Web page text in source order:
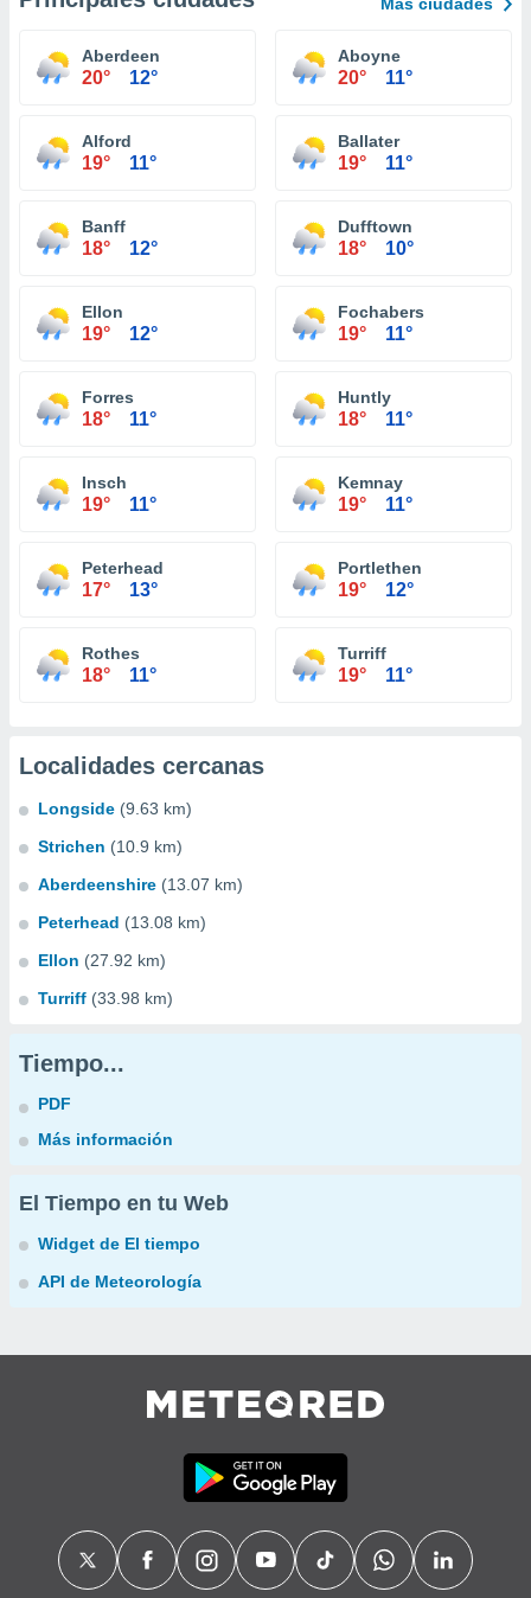
Aberdeen
20° 12°
Aboyne
20° 11°
Alford
19° 11°
Ballater
19° 11°
Banff
18° 12°
Dufftown
18° 10°
Ellon
19° 12°
Fochabers
19° 11°
Forres
18° 11°
Huntly
18° 11°
Insch
19° 11°
Kemnay
19° 11°
Peterhead
17° 13°
Portlethen
19° 12°
Rothes
18° 11°
Turriff
19° 11°
Localidades cercanas
Longside (9.63 km)
Strichen (10.9 km)
Aberdeenshire (13.07 km)
Peterhead (13.08 km)
Ellon (27.92 km)
Turriff (33.98 km)
Tiempo...
PDF
Más información
El Tiempo en tu Web
Widget de El tiempo
API de Meteorología